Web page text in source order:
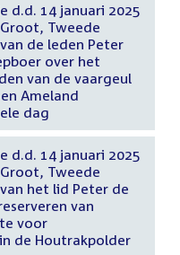
d.d. 14 januari 2025
Tweede
de leden Peter
over het
van de vaargeul
Ameland
dag
d.d. 14 januari 2025
Tweede
het lid Peter de
van
voor
de Houtrakpolder